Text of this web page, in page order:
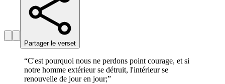
Partager le verset
“C'est pourquoi nous ne perdons point courage, et si
notre homme extérieur se détruit, l'intérieur se
renouvelle de jour en jour;”